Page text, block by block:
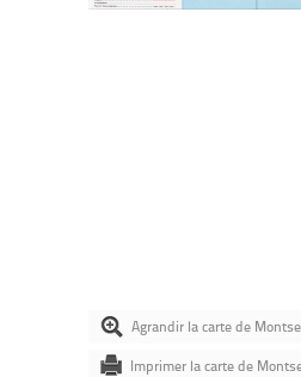
Agrandir la carte de
Imprimer la carte de